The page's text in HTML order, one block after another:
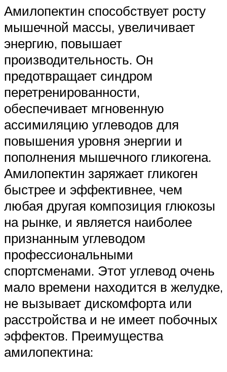
Амилопектин способствует росту
мышечной массы, увеличивает
энергию, повышает
производительность. Он
предотвращает синдром
перетренированности,
обеспечивает мгновенную
ассимиляцию углеводов для
повышения уровня энергии и
пополнения мышечного гликогена.
Амилопектин заряжает гликоген
быстрее и эффективнее, чем
любая другая композиция глюкозы
на рынке, и является наиболее
признанным углеводом
профессиональными
спортсменами. Этот углевод очень
мало времени находится в желудке,
не вызывает дискомфорта или
расстройства и не имеет побочных
эффектов. Преимущества
амилопектина: